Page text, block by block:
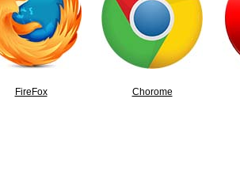
FireFox Chorome